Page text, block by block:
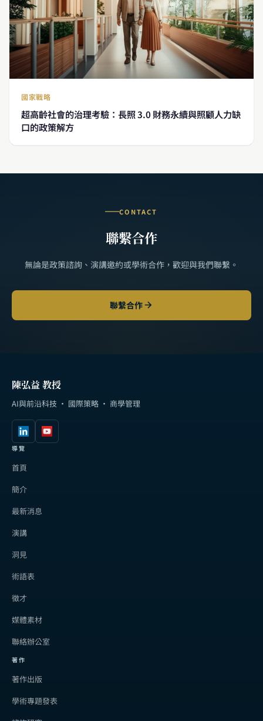
國家戰略
超高齡社會的治理考驗：長照 3.0 財務永續與照顧人力缺
口的政策解方
CONTACT
聯繫合作
無論是政策諮詢、演講邀約或學術合作，歡迎與我們聯繫。
聯繫合作
陳弘益 教授
AI與前沿科技 · 國際策略 · 商學管理
導覽
首頁
簡介
最新消息
演講
洞見
術語表
徵才
媒體素材
聯絡辦公室
著作
著作出版
學術專題發表